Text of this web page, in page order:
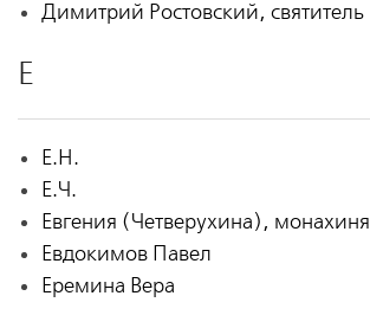
Димитрий Ростовский, святитель
Е
Е.Н.
Е.Ч.
Евгения (Четверухина), монахиня
Евдокимов Павел
Еремина Вера